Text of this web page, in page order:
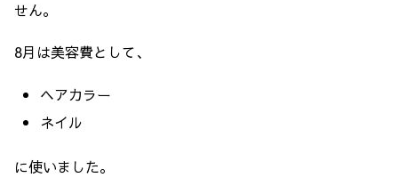
せん。
8月は美容費として、
ヘアカラー
ネイル
に使いました。